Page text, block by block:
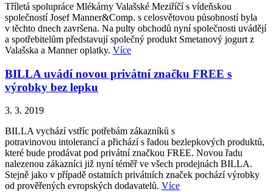
Tříletá spolupráce Mlékárny Valašské Meziříčí s vídeňskou
společností Josef Manner&Comp. s celosvětovou působností byla
v těchto dnech završena. Na pulty obchodů nyní společnosti uvádějí
a spotřebitelům představují společný produkt Smetanový jogurt z
Valašska a Manner oplatky. Více
BILLA uvádí novou privátní značku FREE s
výrobky bez lepku
3. 3. 2019
BILLA vychází vstříc potřebám zákazníků s
potravinovou intolerancí a přichází s řadou bezlepkových produktů,
které bude prodávat pod privátní značkou FREE. Novou řadu
nalezenou zákazníci již nyní téměř ve všech prodejnách BILLA.
Stejně jako v případě ostatních privátních značek pochází výrobky
od prověřených evropských dodavatelů. Více